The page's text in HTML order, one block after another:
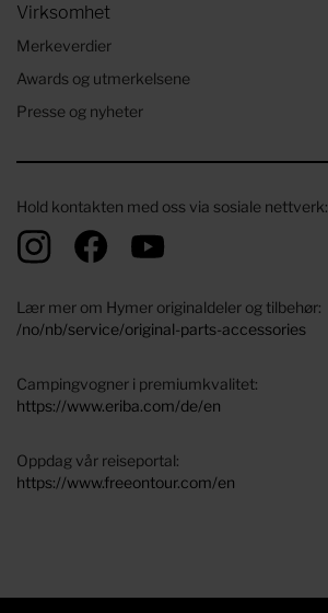
Virksomhet
Merkeverdier
Awards og utmerkelsene
Presse og nyheter
Hold kontakten med oss ​​via sosiale nettverk:
Lær mer om Hymer originaldeler og tilbehør:
/no/nb/service/original-parts-accessories
Campingvogner i premiumkvalitet:
https://www.eriba.com/de/en
Oppdag vår reiseportal:
https://www.freeontour.com/en